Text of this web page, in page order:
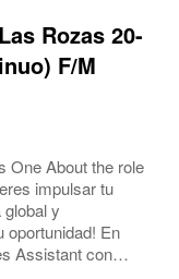
Rozas 20-
F/M
One About the role
impulsar tu
y
oportunidad! En
Assistant con